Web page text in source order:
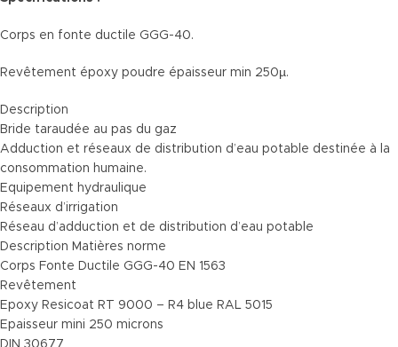
Corps en fonte ductile GGG-40.
Revêtement époxy poudre épaisseur min 250µ.
Description
Bride taraudée au pas du gaz
Adduction et réseaux de distribution d’eau potable destinée à la
consommation humaine.
Equipement hydraulique
Réseaux d’irrigation
Réseau d’adduction et de distribution d’eau potable
Description Matières norme
Corps Fonte Ductile GGG-40 EN 1563
Revêtement
Epoxy Resicoat RT 9000 – R4 blue RAL 5015
Epaisseur mini 250 microns
DIN 30677